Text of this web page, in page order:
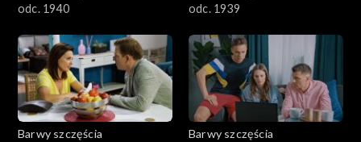
odc. 1940
odc. 1939
Barwy szczęścia
Barwy szczęścia